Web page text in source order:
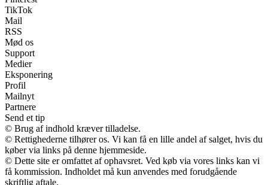
TikTok
Mail
RSS
Mød os
Support
Medier
Eksponering
Profil
Mailnyt
Partnere
Send et tip
© Brug af indhold kræver tilladelse.
© Rettighederne tilhører os. Vi kan få en lille andel af salget, hvis du
køber via links på denne hjemmeside.
© Dette site er omfattet af ophavsret. Ved køb via vores links kan vi
få kommission. Indholdet må kun anvendes med forudgående
skriftlig aftale.